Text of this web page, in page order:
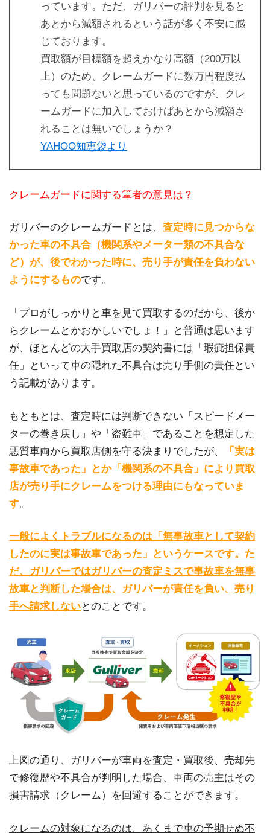
っています。ただ、ガリバーの評判を見ると
あとから減額されるという話が多く不安に感
じております。
買取額が目標額を超えかなり高額（200万以
上）のため、クレームガードに数万円程度払
っても問題ないと思っているのですが、クレ
ームガードに加入しておけばあとから減額さ
れることは無いでしょうか？
YAHOO知恵袋より
クレームガードに関する筆者の意見は？
ガリバーのクレームガードとは、 査定時に見つからな
かった車の不具合（機関系やメーター類の不具合な
ど）が、後でわかった時に、売り手が責任を負わない
ようにするものです。
「プロがしっかりと車を見て買取するのだから、後か
らクレームとかおかしいでしょ！」と普通は思います
が、ほとんどの大手買取店の契約書には「瑕疵担保責
任」といって車の隠れた不具合は売り手側の責任とい
う記載があります。
もともとは、査定時には判断できない「スピードメー
ターの巻き戻し」や「盗難車」であることを想定した
悪質車両から買取店側を守る決まりでしたが、
「実は
事故車であった」とか「機関系の不具合」により買取
店が売り手にクレームをつける理由にもなっていま
す。
一般によくトラブルになるのは「無事故車として契約
したのに実は事故車であった」というケースです。た
だ、ガリバーではガリバーの査定ミスで事故車を無事
故車と判断した場合は、ガリバーが責任を負い、売り
手へ請求しないとのことです。
上図の通り、ガリバーが車両を査定・買取後、売却先
で修復歴や不具合が判明した場合、車両の売主はその
損害請求（クレーム）を回避することができます。
クレームの対象になるのは、あくまで車の予期せぬ不